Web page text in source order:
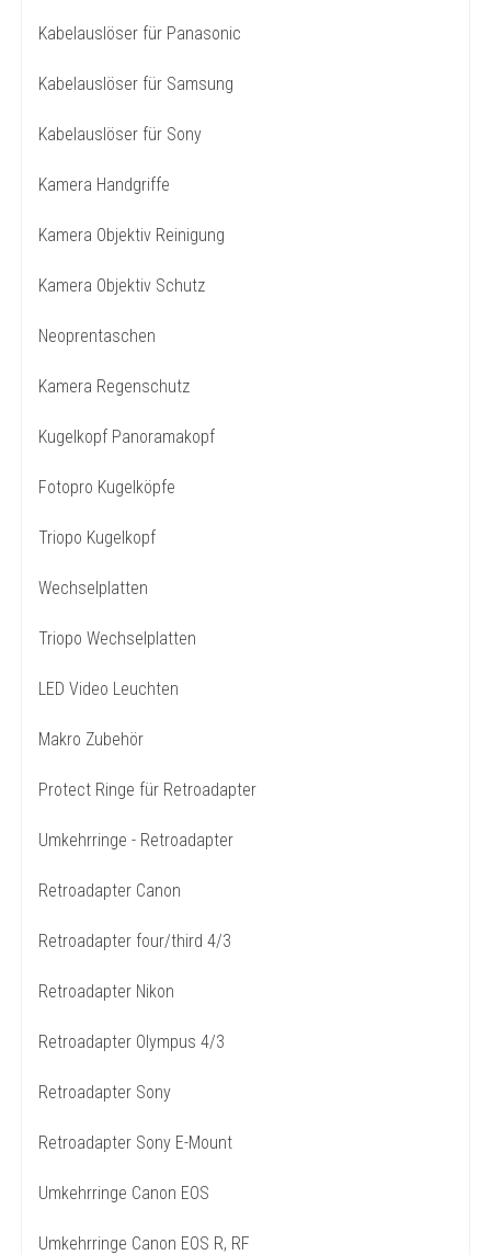
Kabelauslöser für Panasonic
Kabelauslöser für Samsung
Kabelauslöser für Sony
Kamera Handgriffe
Kamera Objektiv Reinigung
Kamera Objektiv Schutz
Neoprentaschen
Kamera Regenschutz
Kugelkopf Panoramakopf
Fotopro Kugelköpfe
Triopo Kugelkopf
Wechselplatten
Triopo Wechselplatten
LED Video Leuchten
Makro Zubehör
Protect Ringe für Retroadapter
Umkehrringe - Retroadapter
Retroadapter Canon
Retroadapter four/third 4/3
Retroadapter Nikon
Retroadapter Olympus 4/3
Retroadapter Sony
Retroadapter Sony E-Mount
Umkehrringe Canon EOS
Umkehrringe Canon EOS R, RF